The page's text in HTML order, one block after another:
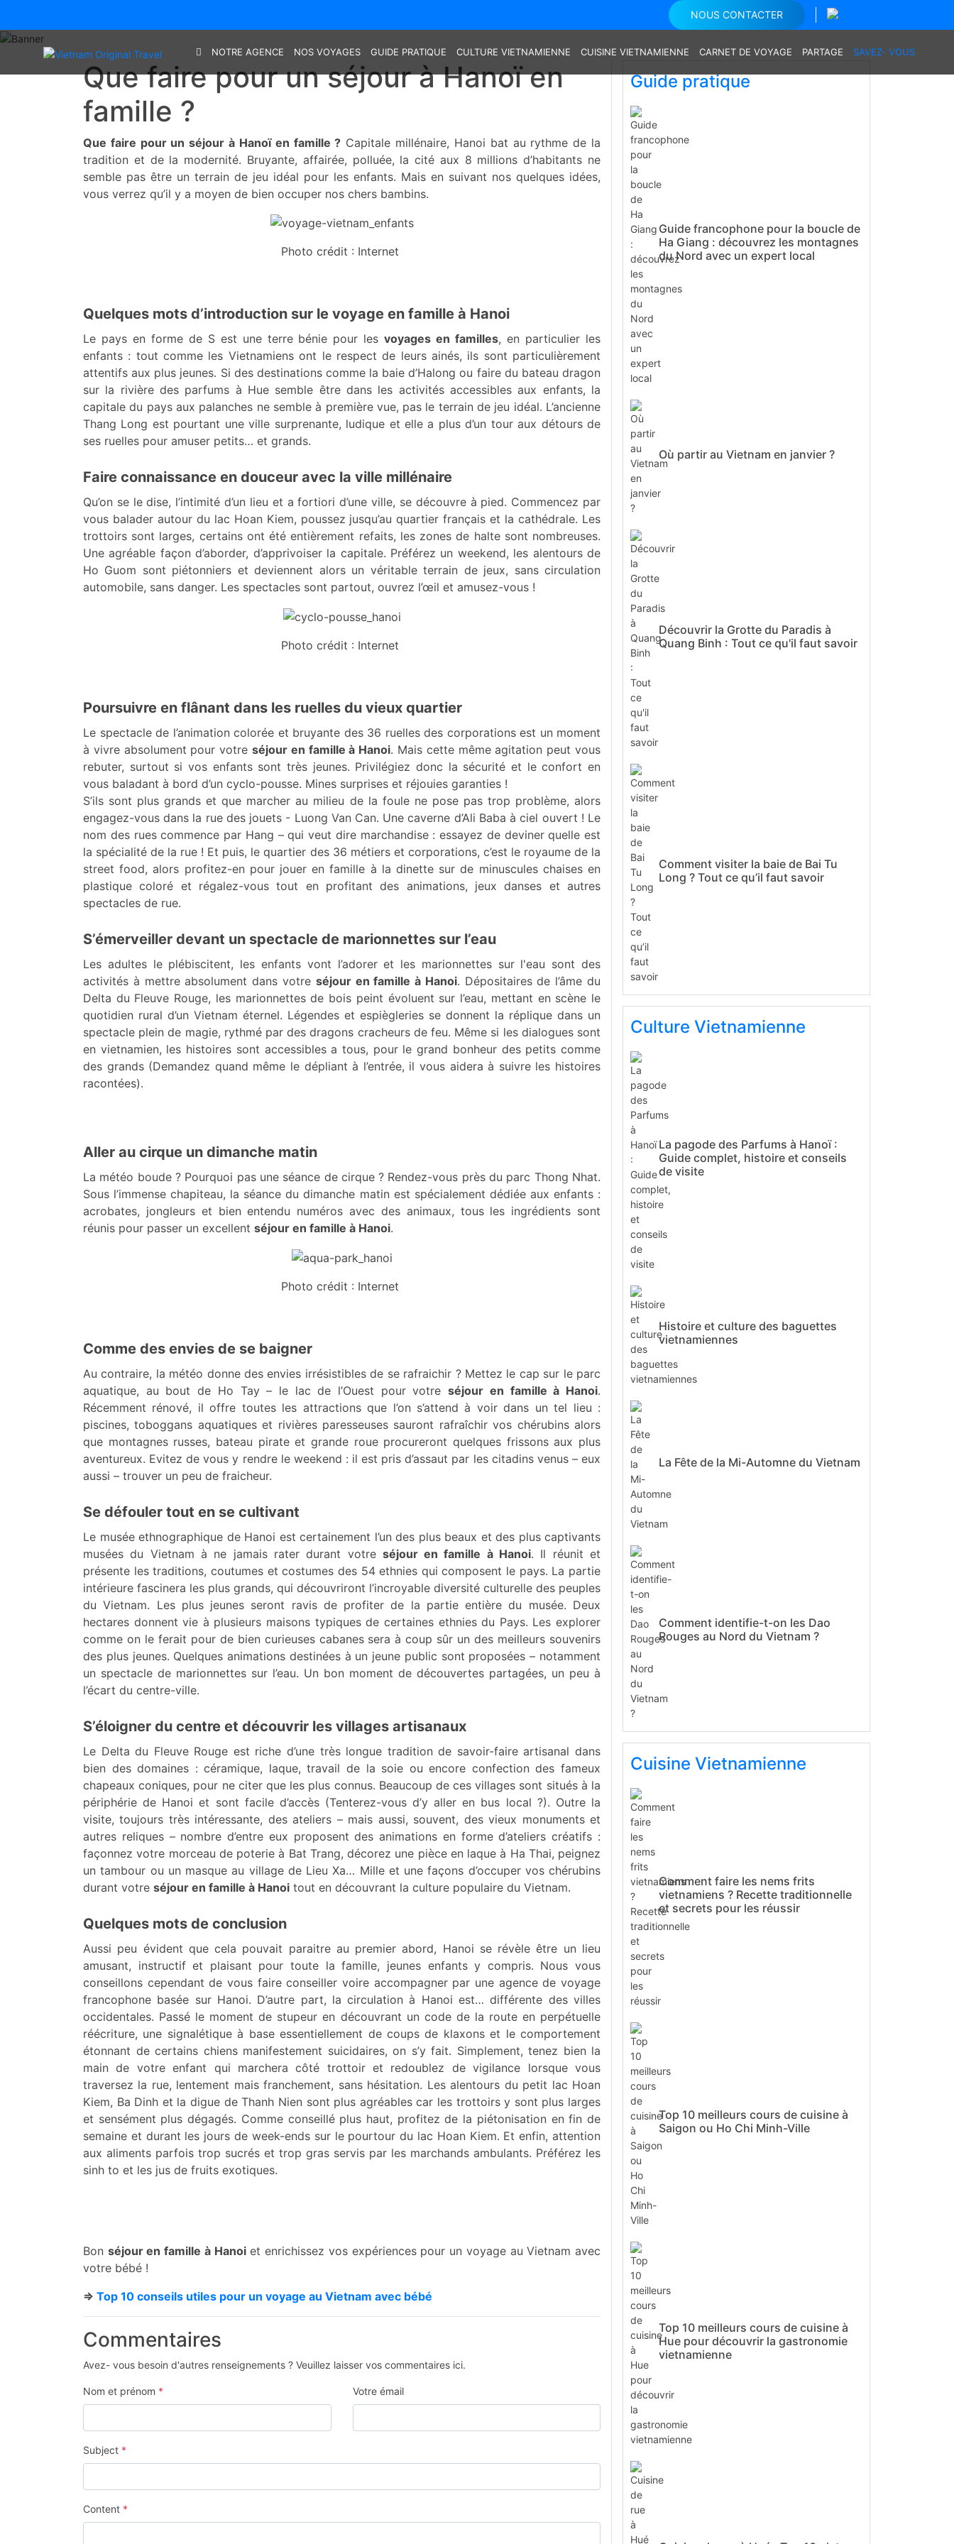
NOUS CONTACTER
NOTRE AGENCE NOS VOYAGES GUIDE PRATIQUE CULTURE VIETNAMIENNE CUISINE VIETNAMIENNE CARNET DE VOYAGE PARTAGE SAVEZ- VOUS
Que faire pour un séjour à Hanoï en
famille ?
Que faire pour un séjour à Hanoï en famille ? Capitale millénaire, Hanoi bat au rythme de la
tradition et de la modernité. Bruyante, affairée, polluée, la cité aux 8 millions d’habitants ne
semble pas être un terrain de jeu idéal pour les enfants. Mais en suivant nos quelques idées,
vous verrez qu’il y a moyen de bien occuper nos chers bambins.
Photo crédit : Internet
Quelques mots d’introduction sur le voyage en famille à Hanoi
Le pays en forme de S est une terre bénie pour lesvoyages en familles, en particulier les
enfants : tout comme les Vietnamiens ont le respect de leurs ainés, ils sont particulièrement
attentifs aux plus jeunes. Si des destinations comme la baie d’Halong ou faire du bateau dragon
sur la rivière des parfums à Hue semble être dans les activités accessibles aux enfants, la
capitale du pays aux palanches ne semble à première vue, pas le terrain de jeu idéal. L’ancienne
Thang Long est pourtant une ville surprenante, ludique et elle a plus d’un tour aux détours de
ses ruelles pour amuser petits… et grands.
Faire connaissance en douceur avec la ville millénaire
Qu’on se le dise, l’intimité d’un lieu et a fortiori d’une ville, se découvre à pied. Commencez par
vous balader autour du lac Hoan Kiem, poussez jusqu’au quartier français et la cathédrale. Les
trottoirs sont larges, certains ont été entièrement refaits, les zones de halte sont nombreuses.
Une agréable façon d’aborder, d’apprivoiser la capitale. Préférez un weekend, les alentours de
Ho Guom sont piétonniers et deviennent alors un véritable terrain de jeux, sans circulation
automobile, sans danger. Les spectacles sont partout, ouvrez l’œil et amusez-vous !
Photo crédit : Internet
Poursuivre en flânant dans les ruelles du vieux quartier
Le spectacle de l’animation colorée et bruyante des 36 ruelles des corporations est un moment
à vivre absolument pour votre séjour en famille à Hanoi. Mais cette même agitation peut vous
rebuter, surtout si vos enfants sont très jeunes. Privilégiez donc la sécurité et le confort en
vous baladant à bord d’un cyclo-pousse. Mines surprises et réjouies garanties !
S’ils sont plus grands et que marcher au milieu de la foule ne pose pas trop problème, alors
engagez-vous dans la rue des jouets - Luong Van Can. Une caverne d’Ali Baba à ciel ouvert ! Le
nom des rues commence par Hang – qui veut dire marchandise : essayez de deviner quelle est
la spécialité de la rue ! Et puis, le quartier des 36 métiers et corporations, c’est le royaume de la
street food, alors profitez-en pour jouer en famille à la dinette sur de minuscules chaises en
plastique coloré et régalez-vous tout en profitant des animations, jeux danses et autres
spectacles de rue.
S’émerveiller devant un spectacle de marionnettes sur l’eau
Les adultes le plébiscitent, les enfants vont l’adorer et les marionnettes sur l'eau sont des
activités à mettre absolument dans votre séjour en famille à Hanoi. Dépositaires de l’âme du
Delta du Fleuve Rouge, les marionnettes de bois peint évoluent sur l’eau, mettant en scène le
quotidien rural d’un Vietnam éternel. Légendes et espiègleries se donnent la réplique dans un
spectacle plein de magie, rythmé par des dragons cracheurs de feu. Même si les dialogues sont
en vietnamien, les histoires sont accessibles a tous, pour le grand bonheur des petits comme
des grands (Demandez quand même le dépliant à l’entrée, il vous aidera à suivre les histoires
racontées).
Aller au cirque un dimanche matin
La météo boude ? Pourquoi pas une séance de cirque ? Rendez-vous près du parc Thong Nhat.
Sous l’immense chapiteau, la séance du dimanche matin est spécialement dédiée aux enfants :
acrobates, jongleurs et bien entendu numéros avec des animaux, tous les ingrédients sont
réunis pour passer un excellent séjour en famille à Hanoi.
Photo crédit : Internet
Comme des envies de se baigner
Au contraire, la météo donne des envies irrésistibles de se rafraichir ? Mettez le cap sur le parc
aquatique, au bout de Ho Tay – le lac de l’Ouest pour votreséjour en famille à Hanoi.
Récemment rénové, il offre toutes les attractions que l’on s’attend à voir dans un tel lieu :
piscines, toboggans aquatiques et rivières paresseuses sauront rafraîchir vos chérubins alors
que montagnes russes, bateau pirate et grande roue procureront quelques frissons aux plus
aventureux. Evitez de vous y rendre le weekend : il est pris d’assaut par les citadins venus – eux
aussi – trouver un peu de fraicheur.
Se défouler tout en se cultivant
Le musée ethnographique de Hanoi est certainement l’un des plus beaux et des plus captivants
musées du Vietnam à ne jamais rater durant votre séjour en famille à Hanoi. Il réunit et
présente les traditions, coutumes et costumes des 54 ethnies qui composent le pays. La partie
intérieure fascinera les plus grands, qui découvriront l’incroyable diversité culturelle des peuples
du Vietnam. Les plus jeunes seront ravis de profiter de la partie entière du musée. Deux
hectares donnent vie à plusieurs maisons typiques de certaines ethnies du Pays. Les explorer
comme on le ferait pour de bien curieuses cabanes sera à coup sûr un des meilleurs souvenirs
des plus jeunes. Quelques animations destinées à un jeune public sont proposées – notamment
un spectacle de marionnettes sur l’eau. Un bon moment de découvertes partagées, un peu à
l’écart du centre-ville.
S’éloigner du centre et découvrir les villages artisanaux
Le Delta du Fleuve Rouge est riche d’une très longue tradition de savoir-faire artisanal dans
bien des domaines : céramique, laque, travail de la soie ou encore confection des fameux
chapeaux coniques, pour ne citer que les plus connus. Beaucoup de ces villages sont situés à la
périphérie de Hanoi et sont facile d’accès (Tenterez-vous d’y aller en bus local ?). Outre la
visite, toujours très intéressante, des ateliers – mais aussi, souvent, des vieux monuments et
autres reliques – nombre d’entre eux proposent des animations en forme d’ateliers créatifs :
façonnez votre morceau de poterie à Bat Trang, décorez une pièce en laque à Ha Thai, peignez
un tambour ou un masque au village de Lieu Xa… Mille et une façons d’occuper vos chérubins
durant votre séjour en famille à Hanoi tout en découvrant la culture populaire du Vietnam.
Quelques mots de conclusion
Aussi peu évident que cela pouvait paraitre au premier abord, Hanoi se révèle être un lieu
amusant, instructif et plaisant pour toute la famille, jeunes enfants y compris. Nous vous
conseillons cependant de vous faire conseiller voire accompagner par une agence de voyage
francophone basée sur Hanoi. D’autre part, la circulation à Hanoi est… différente des villes
occidentales. Passé le moment de stupeur en découvrant un code de la route en perpétuelle
réécriture, une signalétique à base essentiellement de coups de klaxons et le comportement
étonnant de certains chiens manifestement suicidaires, on s’y fait. Simplement, tenez bien la
main de votre enfant qui marchera côté trottoir et redoublez de vigilance lorsque vous
traversez la rue, lentement mais franchement, sans hésitation. Les alentours du petit lac Hoan
Kiem, Ba Dinh et la digue de Thanh Nien sont plus agréables car les trottoirs y sont plus larges
et sensément plus dégagés. Comme conseillé plus haut, profitez de la piétonisation en fin de
semaine et durant les jours de week-ends sur le pourtour du lac Hoan Kiem. Et enfin, attention
aux aliments parfois trop sucrés et trop gras servis par les marchands ambulants. Préférez les
sinh to et les jus de fruits exotiques.
Bon séjour en famille à Hanoiet enrichissez vos expériences pour un voyage au Vietnam avec
votre bébé !
=> Top 10 conseils utiles pour un voyage au Vietnam avec bébé
Commentaires
Avez- vous besoin d'autres renseignements ? Veuillez laisser vos commentaires ici.
Nom et prénom * Votre émail
Subject *
Content *
Guide pratique
Guide francophone pour la boucle de
Ha Giang : découvrez les montagnes
du Nord avec un expert local
Où partir au Vietnam en janvier ?
Découvrir la Grotte du Paradis à
Quang Binh : Tout ce qu'il faut savoir
Comment visiter la baie de Bai Tu
Long ? Tout ce qu’il faut savoir
Culture Vietnamienne
La pagode des Parfums à Hanoï :
Guide complet, histoire et conseils
de visite
Histoire et culture des baguettes
vietnamiennes
La Fête de la Mi-Automne du Vietnam
Comment identifie-t-on les Dao
Rouges au Nord du Vietnam ?
Cuisine Vietnamienne
Comment faire les nems frits
vietnamiens ? Recette traditionnelle
et secrets pour les réussir
Top 10 meilleurs cours de cuisine à
Saigon ou Ho Chi Minh-Ville
Top 10 meilleurs cours de cuisine à
Hue pour découvrir la gastronomie
vietnamienne